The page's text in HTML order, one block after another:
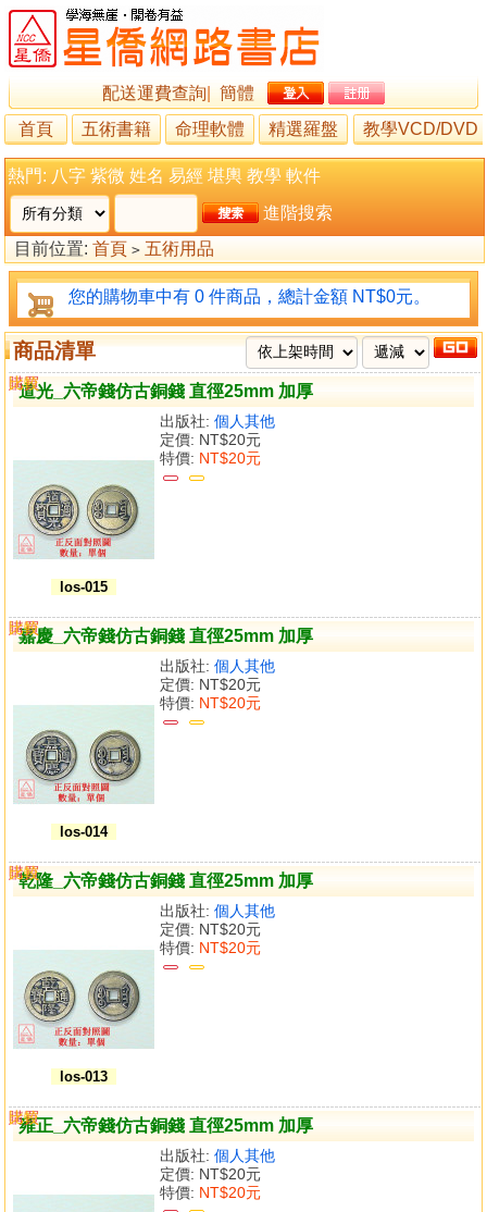
配送運費查詢
簡體
首頁
五術書籍 命理軟體 精選羅盤 教學VCD/DVD
熱門: 八字 紫微 姓名 易經 堪輿 教學 軟件
進階搜索
目前位置: 首頁 > 五術用品
您的購物車中有 0 件商品，總計金額 NT$0元。
商品清單
道光_六帝錢仿古銅錢 直徑25mm 加厚
los-015
出版社: 個人其他
定價: NT$20元
特價: NT$20元
購買
比較
嘉慶_六帝錢仿古銅錢 直徑25mm 加厚
los-014
出版社: 個人其他
定價: NT$20元
特價: NT$20元
購買
比較
乾隆_六帝錢仿古銅錢 直徑25mm 加厚
los-013
出版社: 個人其他
定價: NT$20元
特價: NT$20元
購買
比較
雍正_六帝錢仿古銅錢 直徑25mm 加厚
出版社: 個人其他
定價: NT$20元
特價: NT$20元
購買
比較